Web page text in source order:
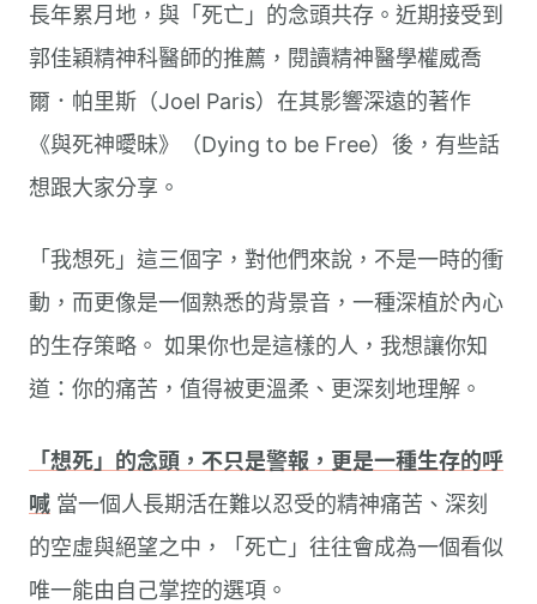
長年累月地，與「死亡」的念頭共存。近期接受到
郭佳穎精神科醫師的推薦，閱讀精神醫學權威喬
爾．帕里斯（Joel Paris）在其影響深遠的著作
《與死神曖昧》（Dying to be Free）後，有些話
想跟大家分享。
「我想死」這三個字，對他們來說，不是一時的衝
動，而更像是一個熟悉的背景音，一種深植於內心
的生存策略。 如果你也是這樣的人，我想讓你知
道：你的痛苦，值得被更溫柔、更深刻地理解。
「想死」的念頭，不只是警報，更是一種生存的呼
喊 當一個人長期活在難以忍受的精神痛苦、深刻
的空虛與絕望之中，「死亡」往往會成為一個看似
唯一能由自己掌控的選項。